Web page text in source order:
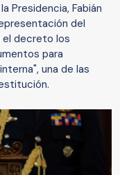
Presidencia, Fabián
del
el decreto los
para
una de las